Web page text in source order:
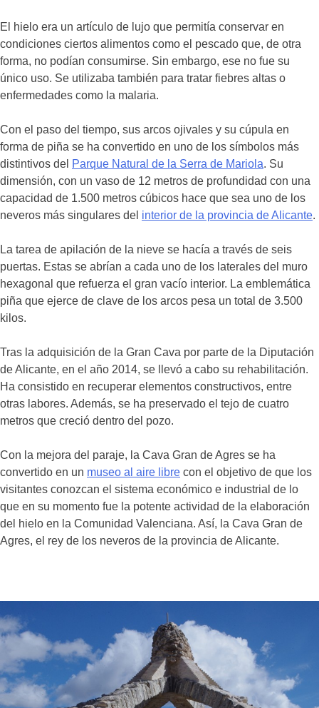
El hielo era un artículo de lujo que permitía conservar en
condiciones ciertos alimentos como el pescado que, de otra
forma, no podían consumirse. Sin embargo, ese no fue su
único uso. Se utilizaba también para tratar fiebres altas o
enfermedades como la malaria.
Con el paso del tiempo, sus arcos ojivales y su cúpula en
forma de piña se ha convertido en uno de los símbolos más
distintivos del Parque Natural de la Serra de Mariola. Su
dimensión, con un vaso de 12 metros de profundidad con una
capacidad de 1.500 metros cúbicos hace que sea uno de los
neveros más singulares del interior de la provincia de Alicante.
La tarea de apilación de la nieve se hacía a través de seis
puertas. Estas se abrían a cada uno de los laterales del muro
hexagonal que refuerza el gran vacío interior. La emblemática
piña que ejerce de clave de los arcos pesa un total de 3.500
kilos.
Tras la adquisición de la Gran Cava por parte de la Diputación
de Alicante, en el año 2014, se llevó a cabo su rehabilitación.
Ha consistido en recuperar elementos constructivos, entre
otras labores. Además, se ha preservado el tejo de cuatro
metros que creció dentro del pozo.
Con la mejora del paraje, la Cava Gran de Agres se ha
convertido en un museo al aire libre con el objetivo de que los
visitantes conozcan el sistema económico e industrial de lo
que en su momento fue la potente actividad de la elaboración
del hielo en la Comunidad Valenciana. Así, la Cava Gran de
Agres, el rey de los neveros de la provincia de Alicante.